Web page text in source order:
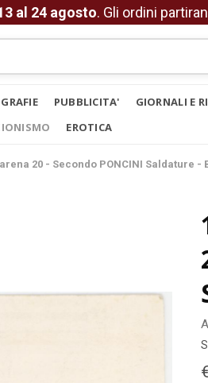
al 24 agosto. Gli ordini
PUBBLICITA' GIORNALI E
EROTICA
20 - Secondo PONCINI Saldature